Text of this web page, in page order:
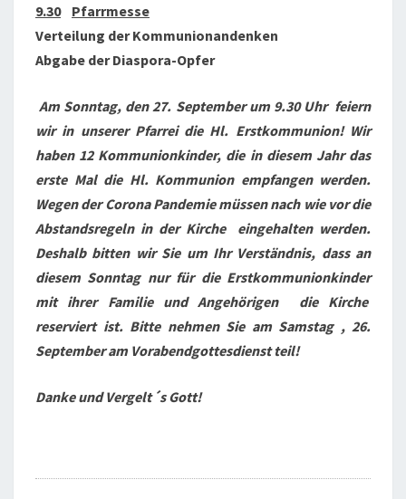
9.30
Pfarrmesse
Verteilung der Kommunionandenken
Abgabe der Diaspora-Opfer
Am Sonntag, den 27. September um 9.30 Uhr feiern
wir in unserer Pfarrei die Hl. Erstkommunion! Wir
haben 12 Kommunionkinder, die in diesem Jahr das
erste Mal die Hl. Kommunion empfangen werden.
Wegen der Corona Pandemie müssen nach wie vor die
Abstandsregeln in der Kirche eingehalten werden.
Deshalb bitten wir Sie um Ihr Verständnis, dass an
diesem Sonntag nur für die Erstkommunionkinder
mit ihrer Familie und Angehörigen die Kirche
reserviert ist. Bitte nehmen Sie am Samstag , 26.
September am Vorabendgottesdienst teil!
Danke und Vergelt´s Gott!